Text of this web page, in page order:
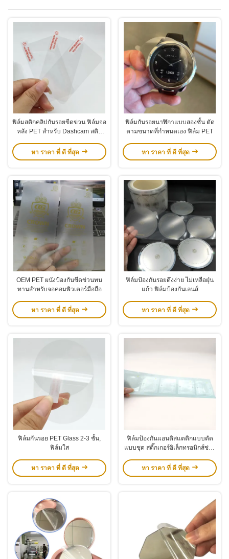
ฟิล์มสติกคลิปกันรอยขีดข่วน ฟิล์มจอ
หลัง PET สําหรับ Dashcam สติก
หา ราคา ที่ ดี ที่สุด
ฟิล์มกันรอยนาฬิกาแบบสองชั้น ตัด
ตามขนาดที่กำหนดเอง ฟิล์ม PET
หา ราคา ที่ ดี ที่สุด
OEM PET ผนังป้องกันขีดข่วนทน
ทานสําหรับจอคอมพิวเตอร์มือถือ
หา ราคา ที่ ดี ที่สุด
ฟิล์มป้องกันรอยดึงง่าย ไม่เหลือฝุ่น
แก้ว ฟิล์มป้องกันเลนส์
หา ราคา ที่ ดี ที่สุด
ฟิล์มกันรอย PET Glass 2-3 ชั้น,
ฟิล์มใส
หา ราคา ที่ ดี ที่สุด
ฟิล์มป้องกันแอนติสแตติกแบบตัด
แบบชุด สติ๊กเกอร์อิเล็กทรอนิกส์ช่วย
หา ราคา ที่ ดี ที่สุด